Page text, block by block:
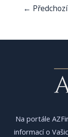
Navigace
←
Na portále
informací o